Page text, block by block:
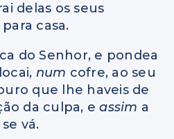
delas os seus
casa.
do Senhor, e pondea
num cofre, ao seu
que lhe haveis de
da culpa, eassim a
vá.